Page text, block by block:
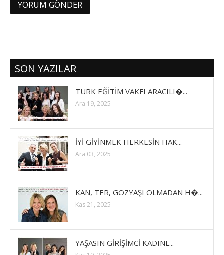
SON YAZILAR
TÜRK EĞİTİM VAKFI ARACILI�...
Ara 19, 2025
İYİ GİYİNMEK HERKESİN HAK...
Ara 03, 2025
KAN, TER, GÖZYAŞI OLMADAN H�...
Kas 21, 2025
YAŞASIN GİRİŞİMCİ KADINL...